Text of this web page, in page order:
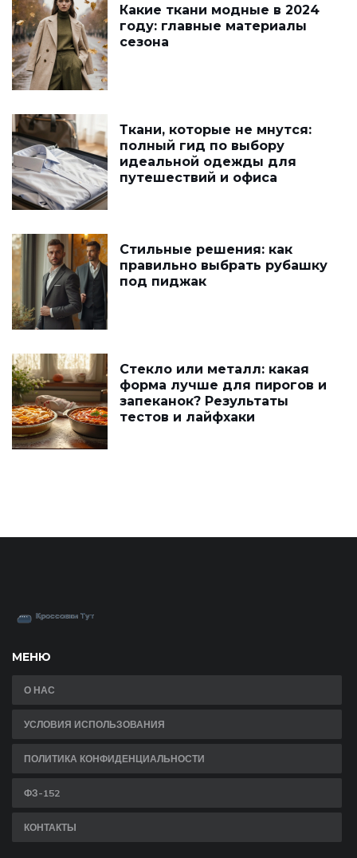
Какие ткани модные в 2024
году: главные материалы
сезона
Ткани, которые не мнутся:
полный гид по выбору
идеальной одежды для
путешествий и офиса
Стильные решения: как
правильно выбрать рубашку
под пиджак
Стекло или металл: какая
форма лучше для пирогов и
запеканок? Результаты
тестов и лайфхаки
МЕНЮ
О НАС
УСЛОВИЯ ИСПОЛЬЗОВАНИЯ
ПОЛИТИКА КОНФИДЕНЦИАЛЬНОСТИ
ФЗ-152
КОНТАКТЫ